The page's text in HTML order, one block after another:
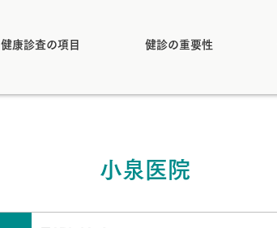
健康診査の項目 健診の重要性
小泉医院